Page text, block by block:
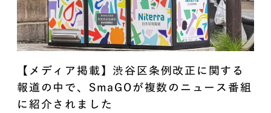
【メディア掲載】渋谷区条例改正に関する
報道の中で、SmaGOが複数のニュース番組
に紹介されました